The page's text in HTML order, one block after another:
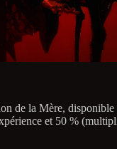
de la Mère, disponible
et 50 %